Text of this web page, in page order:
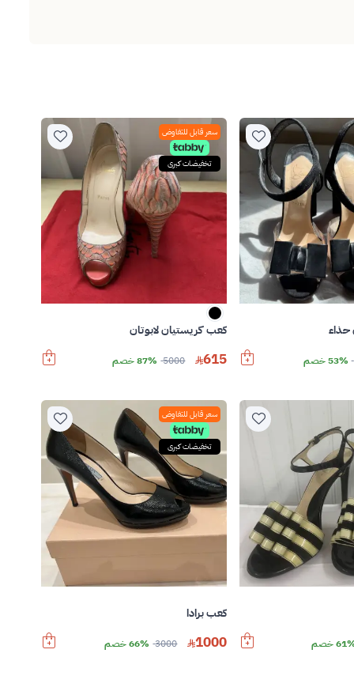
حذاء
53% خصم
سعر قابل للتفاوض
تخفيضات كبرى
كعب كريستيان لابوتان
615
5000 87% خصم
خصم
سعر قابل للتفاوض
تخفيضات كبرى
كعب برادا
1000
3000 66% خصم